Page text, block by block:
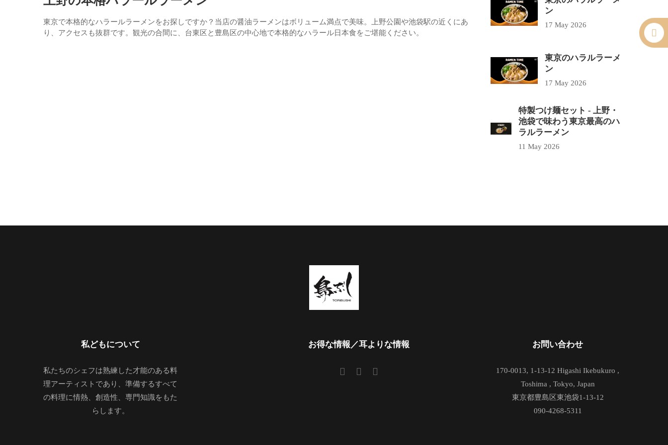
東京で本格的なハラールラーメンをお探しですか？当店の醤油ラーメンはボリューム満点で美味。上野公園や池袋駅の近くにあ
り、アクセスも抜群です。観光の合間に、台東区と豊島区の中心地で本格的なハラール日本食をご堪能ください。
ン
17 May 2026
東京のハラルラーメ
ン
17 May 2026
特製つけ麺セット - 上野・
池袋で味わう東京最高のハ
ラルラーメン
11 May 2026
私どもについて
私たちのシェフは熟練した才能のある料
理アーティストであり、準備するすべて
の料理に情熱、創造性、専門知識をもた
らします。
お得な情報／耳よりな情報 お問い合わせ
170-0013, 1-13-12 Higashi Ikebukuro ,
Toshima , Tokyo, Japan
東京都豊島区東池袋1-13-12
090-4268-5311